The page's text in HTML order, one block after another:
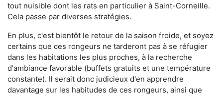
tout nuisible dont les rats en particulier à Saint-Corneille.
Cela passe par diverses stratégies.
En plus, c'est bientôt le retour de la saison froide, et soyez
certains que ces rongeurs ne tarderont pas à se réfugier
dans les habitations les plus proches, à la recherche
d'ambiance favorable (buffets gratuits et une température
constante). Il serait donc judicieux d'en apprendre
davantage sur les habitudes de ces rongeurs, ainsi que